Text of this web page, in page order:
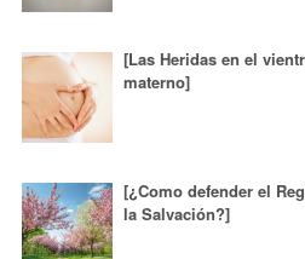
[Las Heridas en el
materno]
[¿Como defender el
la Salvación?]